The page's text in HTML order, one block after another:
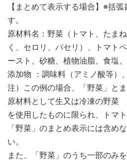
【まとめて表示する場合】※括
す。
原材料名：野菜（トマト、たま
く、セロリ、パセリ）、トマトペ
ースト、砂糖、植物油脂、食塩
添加物 ：調味料（アミノ酸等）
注）この例の場合、「野菜」と
原材料として生又は冷凍の野菜
を使用したものに限られ、トマ
「野菜」のまとめ表示には含めな
い。
また、「野菜」のうち一部のみ